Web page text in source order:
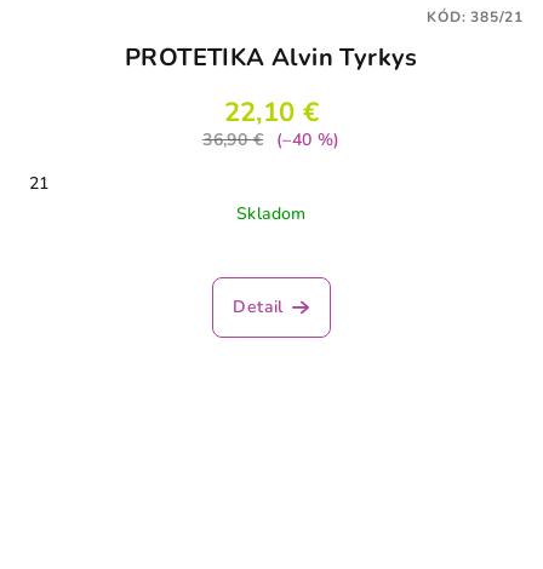
PROTETIKA Alvin Tyrkys
22,10 €
36,90 €
(–40 %)
21
Skladom
Detail
KÓD:385/21